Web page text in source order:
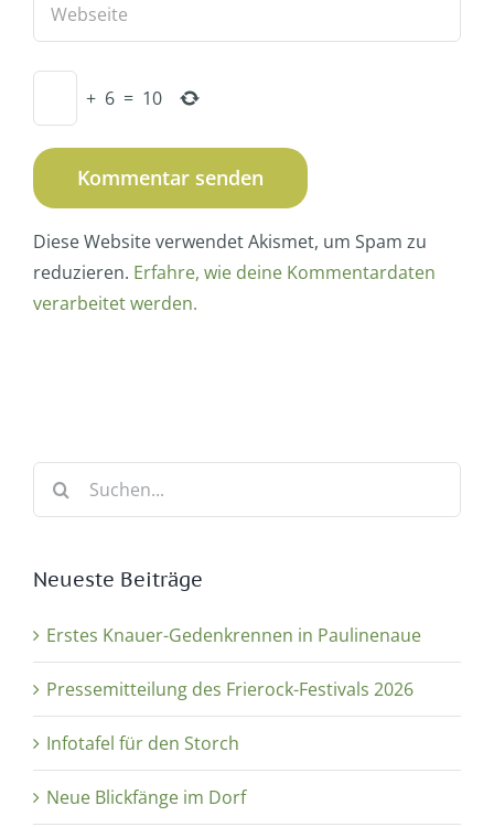
+ 6 = 10
Diese Website verwendet Akismet, um Spam zu
reduzieren. Erfahre, wie deine Kommentardaten
verarbeitet werden.
Suche
Neueste Beiträge
Erstes Knauer-Gedenkrennen in Paulinenaue
Pressemitteilung des Frierock-Festivals 2026
Infotafel für den Storch
Neue Blickfänge im Dorf